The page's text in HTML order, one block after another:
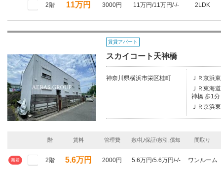
2階 11万円 3000円 11万円/11万円/-/- 2LDK
賃貸アパート
スカイコート天神橋
神奈川県横浜市栄区桂町
ＪＲ京浜
ＪＲ東海
神橋 歩1分
ＪＲ京浜
階 賃料 管理費 敷/礼/保証/敷引,償却 間取り
新着 2階 5.6万円 2000円 5.6万円/5.6万円/-/- ワンルーム